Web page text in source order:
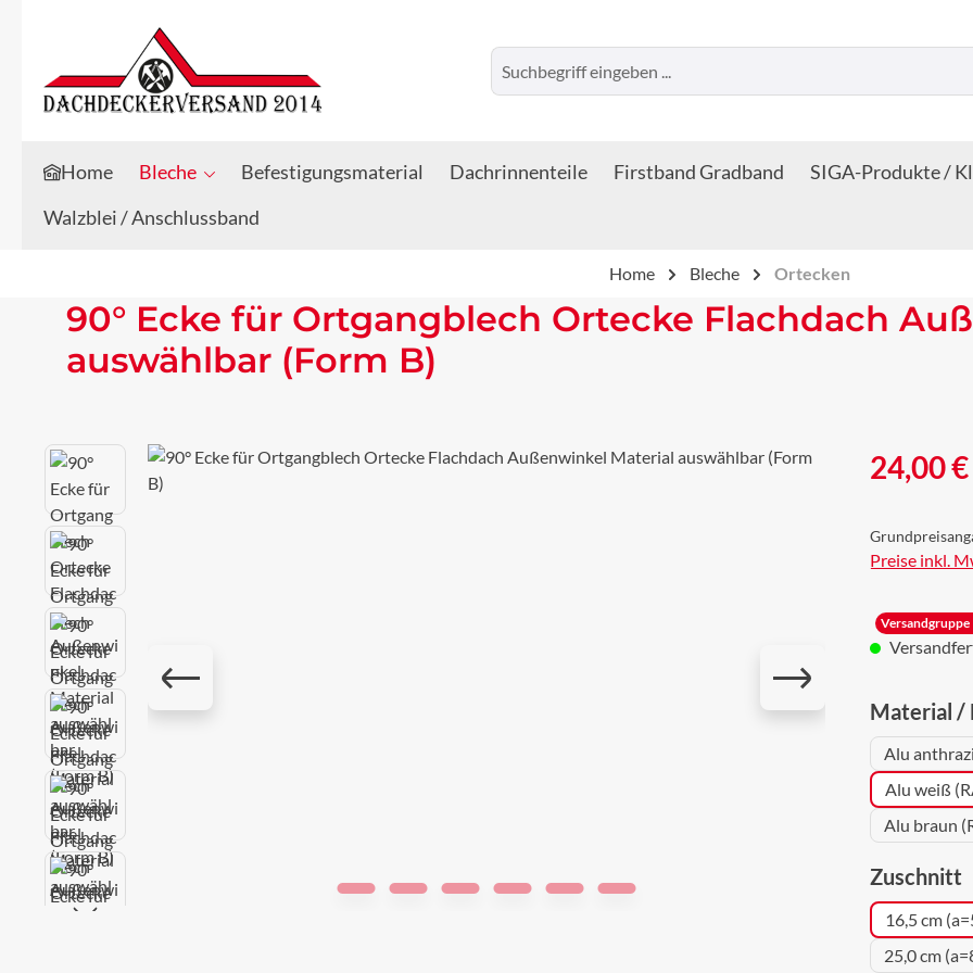
Zum Hauptinhalt springen
Zur Suche springen
Home Bleche Befestigungsmaterial Dachrinnenteile Firstband Gradband
SIGA-Produkte /
Walzblei / Anschlussband
Home Bleche Ortecken
90° Ecke für Ortgangblech Ortecke Flachdach
auswählbar (Form B)
Bildergalerie überspringen Regulärer
24,00 €
Preise inkl.
Versandgruppe
Material /
Alu
Alu weiß
Alu braun
Zuschnitt
16,5 cm
25,0 cm